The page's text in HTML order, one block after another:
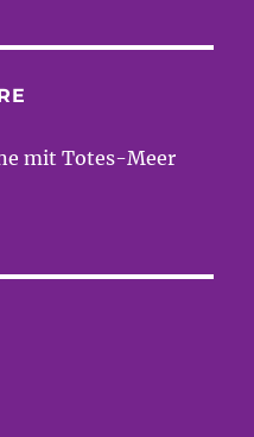
mit Totes-Meer